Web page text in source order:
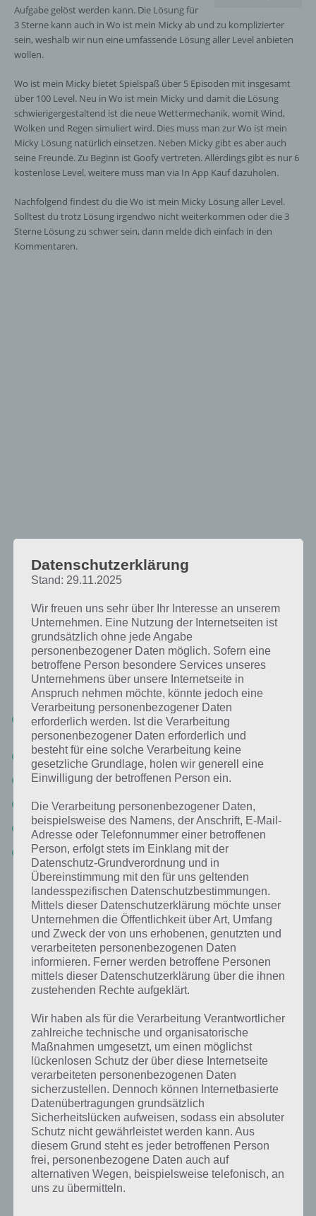
Aufgabe gelöst werden kann. Die Lösung für
3 Sterne kann auch in Wo ist mein Micky ab und zu komplizierter
sein, weshalb wir nun eine umfassende Lösung aller Level anbieten
wollen.
Wo ist mein Micky bietet Spielspaß über 5 Episoden mit insgesamt
über 100 Level. Neu in Wo ist mein Micky und damit die Lösung
schwierigergestaltend ist die neue Wettermechanik, womit Wind,
Wolken und Regen simuliert wird. Dies muss man zur Wo ist mein
Micky Lösung natürlich einsetzen. Neben Micky gibt es aber auch
seine Freunde. Zu Beginn ist Goofy vertreten. Allerdings gibt es nur 6
kostenlose Level, weitere muss man via In App Kauf dazuholen.
Nachfolgend findest du die Wo ist mein Micky Lösung aller Level.
Solltest du trotz Lösung irgendwo nicht weiterkommen oder die 3
Sterne Lösung zu schwer sein, dann melde dich einfach in den
Kommentaren.
Wo ist mein Micky Lösung aller Level
Insgesamt bietet die Wo ist mein Micky App 5 Episoden. Die Lösung
haben wir dabei nach Episoden einsortiert. Zudem gibt es für Wo ist
mein Micky XL noch zusätzlich 20 Level
Wo ist mein Micky Lösung Welt 1: Wenn das leben dir Zitronen
schenkt
Wo ist mein Micky Lösung Welt 2: Fanning the Flames
Wo ist mein Micky Lösung Welt 3: Growing Pains
Wo ist mein Micky Lösung Welt 4: It’s A Big World After All
Wo ist mein Micky Lösung: Goofy
Wo ist mein Micky XL Lösung
Lösung für alle Level
Nachfolgendes Video beinhaltet einen Großteil der Wo ist mein
Micky Lösung für Android, iOS und WP. Darin enthalten sind nicht
nur die Goofy Welten, sondern auch die Episoden rund um Micky. In
den nächsten Tagen werden wir zu jeder Welt eine eigene Playlist
erstellen. Mit dieser Playlist solltest du mit der Lösung zu Wo ist
Wo ist mein Micky XL Lösung
Nachfolgend findest du die Lösung zu Wo ist mein Micky XL. Hierbei
handelt es sich um die Version für iPad bzw. Android Tablets, die
entsprechend über ein größeres Display verfügen.
Datenschutzerklärung
Stand: 29.11.2025
Wir freuen uns sehr über Ihr Interesse an unserem
Unternehmen. Eine Nutzung der Internetseiten ist
grundsätzlich ohne jede Angabe
personenbezogener Daten möglich. Sofern eine
betroffene Person besondere Services unseres
Unternehmens über unsere Internetseite in
Anspruch nehmen möchte, könnte jedoch eine
Verarbeitung personenbezogener Daten
erforderlich werden. Ist die Verarbeitung
personenbezogener Daten erforderlich und
besteht für eine solche Verarbeitung keine
gesetzliche Grundlage, holen wir generell eine
Einwilligung der betroffenen Person ein.
Die Verarbeitung personenbezogener Daten,
beispielsweise des Namens, der Anschrift, E-Mail-
Adresse oder Telefonnummer einer betroffenen
Person, erfolgt stets im Einklang mit der
Datenschutz-Grundverordnung und in
Übereinstimmung mit den für uns geltenden
landesspezifischen Datenschutzbestimmungen.
Mittels dieser Datenschutzerklärung möchte unser
Unternehmen die Öffentlichkeit über Art, Umfang
und Zweck der von uns erhobenen, genutzten und
verarbeiteten personenbezogenen Daten
informieren. Ferner werden betroffene Personen
mittels dieser Datenschutzerklärung über die ihnen
zustehenden Rechte aufgeklärt.
Wir haben als für die Verarbeitung Verantwortlicher
zahlreiche technische und organisatorische
Maßnahmen umgesetzt, um einen möglichst
lückenlosen Schutz der über diese Internetseite
verarbeiteten personenbezogenen Daten
sicherzustellen. Dennoch können Internetbasierte
Datenübertragungen grundsätzlich
Sicherheitslücken aufweisen, sodass ein absoluter
Schutz nicht gewährleistet werden kann. Aus
diesem Grund steht es jeder betroffenen Person
frei, personenbezogene Daten auch auf
alternativen Wegen, beispielsweise telefonisch, an
uns zu übermitteln.